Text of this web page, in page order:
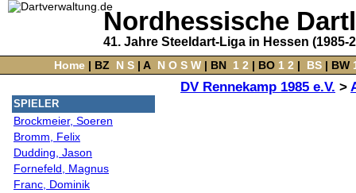
Nordhessische
41. Jahre Steeldart-Liga in Hessen (1985-
Home‌ | BZ N S‌ | A‌ N O S W‌ | BN‌ 1 2 | BO‌ 1 2 | BS| BW‌
DV Rennekamp 1985 e.V. >
SPIELER
Brockmeier, Soeren
Bromm, Felix
Dudding, Jason
Fornefeld, Magnus
Franc, Dominik